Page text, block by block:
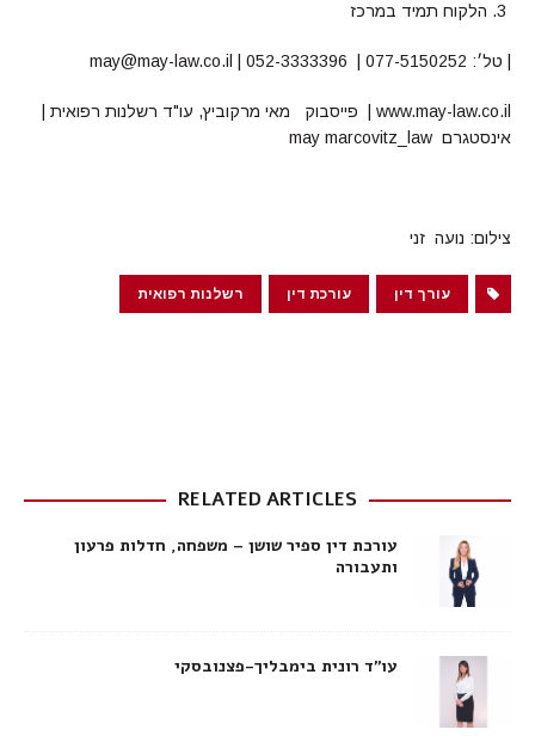
הלקוח תמיד במרכז
| טל׳: 077-5150252 | 052-3333396 | may@may-law.co.il
www.may-law.co.il | פייסבוק מאי מרקוביץ, עו"ד רשלנות רפואית |
אינסטגרם may marcovitz_law
צילום: נועה זני
עורך דין עורכת דין רשלנות רפואית
RELATED ARTICLES
עורכת דין ספיר שושן – משפחה, חדלות פרעון
ותעבורה
עו"ד רונית בימבליך-פצנובסקי